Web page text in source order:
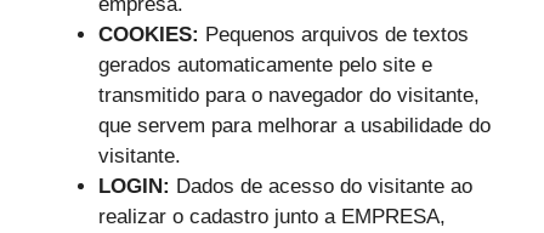
COOKIES: Pequenos arquivos de textos
gerados automaticamente pelo site e
transmitido para o navegador do visitante,
que servem para melhorar a usabilidade do
visitante.
LOGIN: Dados de acesso do visitante ao
realizar o cadastro junto a EMPRESA,